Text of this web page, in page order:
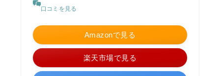
口コミを見る
Amazonで見る
楽天市場で見る